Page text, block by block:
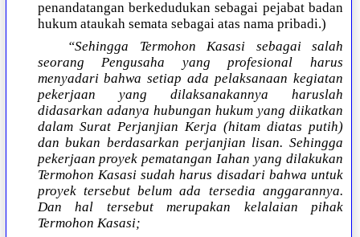
penandatangan berkedudukan sebagai pejabat badan
hukum ataukah semata sebagai atas nama pribadi.)
“Sehingga Termohon Kasasi sebagai salah
seorang Pengusaha yang profesional harus
menyadari bahwa setiap ada pelaksanaan kegiatan
pekerjaan yang dilaksanakannya haruslah
didasarkan adanya hubungan hukum yang diikatkan
dalam Surat Perjanjian Kerja (hitam diatas putih)
dan bukan berdasarkan perjanjian lisan. Sehingga
pekerjaan proyek pematangan Iahan yang dilakukan
Termohon Kasasi sudah harus disadari bahwa untuk
proyek tersebut belum ada tersedia anggarannya.
Dan hal tersebut merupakan kelalaian pihak
Termohon Kasasi;